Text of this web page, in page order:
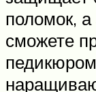
поломок,
сможете